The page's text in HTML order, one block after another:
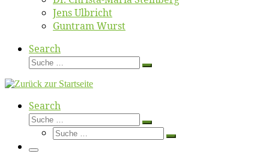
Jens Ulb­richt
Gun­tram Wurst
Search
Suche
Suche
Search
Suche
Suche
Suche
Suche
Menü